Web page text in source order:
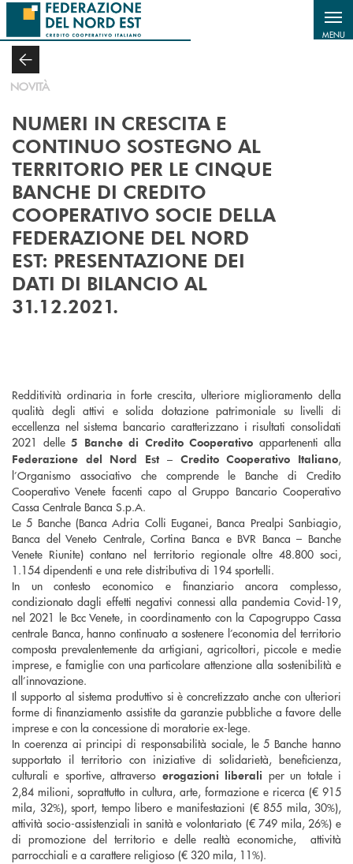
Salta al contenuto principale
MENU
NOVITÀ
NUMERI IN CRESCITA E
CONTINUO SOSTEGNO AL
TERRITORIO PER LE CINQUE
BANCHE DI CREDITO
COOPERATIVO SOCIE DELLA
FEDERAZIONE DEL NORD
EST: PRESENTAZIONE DEI
DATI DI BILANCIO AL
31.12.2021.
Redditività ordinaria in forte crescita, ulteriore miglioramento della
qualità degli attivi e solida dotazione patrimoniale su livelli di
eccellenza nel sistema bancario caratterizzano i risultati consolidati
2021 delle 5 Banche di Credito Cooperativo appartenenti alla
Federazione del Nord Est – Credito Cooperativo Italiano,
l’Organismo associativo che comprende le Banche di Credito
Cooperativo Venete facenti capo al Gruppo Bancario Cooperativo
Cassa Centrale Banca S.p.A.
Le 5 Banche (Banca Adria Colli Euganei, Banca Prealpi Sanbiagio,
Banca del Veneto Centrale, Cortina Banca e BVR Banca – Banche
Venete Riunite) contano nel territorio regionale oltre 48.800 soci,
1.154 dipendenti e una rete distributiva di 194 sportelli.
In un contesto economico e finanziario ancora complesso,
condizionato dagli effetti negativi connessi alla pandemia Covid-19,
nel 2021 le Bcc Venete, in coordinamento con la Capogruppo Cassa
centrale Banca, hanno continuato a sostenere l’economia del territorio
composta prevalentemente da artigiani, agricoltori, piccole e medie
imprese, e famiglie con una particolare attenzione alla sostenibilità e
all’innovazione.
Il supporto al sistema produttivo si è concretizzato anche con ulteriori
forme di finanziamento assistite da garanzie pubbliche a favore delle
imprese e con la concessione di moratorie ex-lege.
In coerenza ai principi di responsabilità sociale, le 5 Banche hanno
supportato il territorio con iniziative di solidarietà, beneficienza,
culturali e sportive, attraverso erogazioni liberali per un totale i
2,84 milioni, soprattutto in cultura, arte, formazione e ricerca (€ 915
mila, 32%), sport, tempo libero e manifestazioni (€ 855 mila, 30%),
attività socio-assistenziali in sanità e volontariato (€ 749 mila, 26%) e
di promozione del territorio e delle realtà economiche, attività
parrocchiali e a carattere religioso (€ 320 mila, 11%).